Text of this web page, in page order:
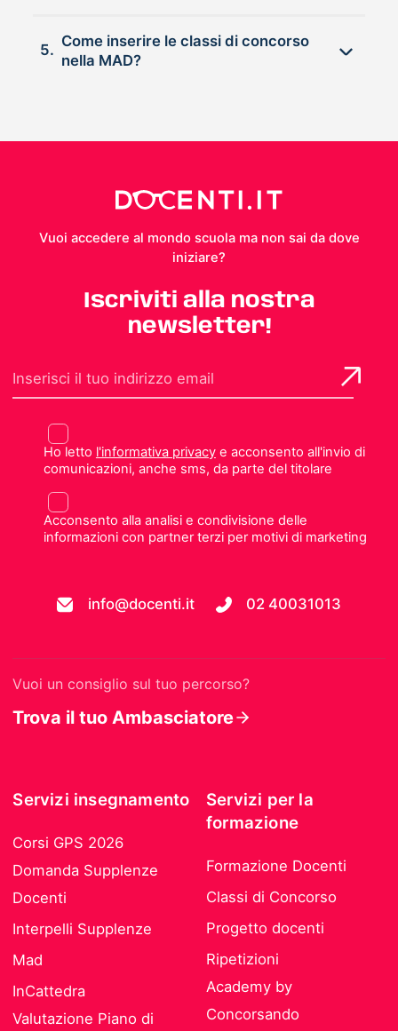
5.
Come inserire le classi di concorso
nella MAD?
Vuoi accedere al mondo scuola ma non sai da dove
iniziare?
Iscriviti alla nostra
newsletter!
Ho letto l'informativa privacye acconsento all'invio di
comunicazioni, anche sms, da parte del titolare
Acconsento alla analisi e condivisione delle
informazioni con partner terzi per motivi di marketing
info@docenti.it 02 40031013
Vuoi un consiglio sul tuo percorso?
Trova il tuo Ambasciatore
Servizi insegnamento
Corsi GPS 2026
Domanda Supplenze
Docenti
Interpelli Supplenze
Mad
InCattedra
Valutazione Piano di
Servizi per la
formazione
Formazione Docenti
Classi di Concorso
Progetto docenti
Ripetizioni
Academy by
Concorsando